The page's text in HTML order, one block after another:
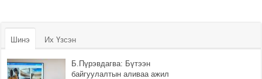
Шинэ Их Үзсэн
Б.Пүрэвдагва: Бүтээн
байгуулалтын аливаа ажил